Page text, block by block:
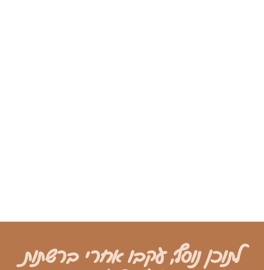
לתוכן נוסף, עקבו אחרי ברשתות